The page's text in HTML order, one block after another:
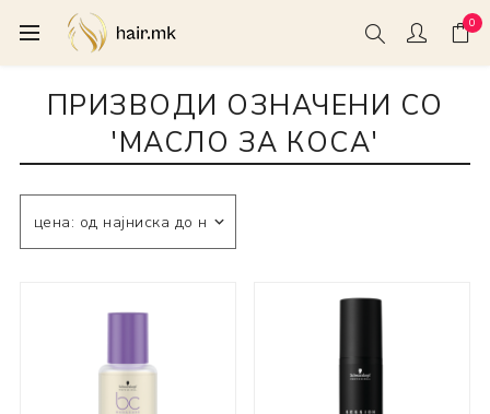
0
ПРИЗВОДИ ОЗНАЧЕНИ СО
'МАСЛО ЗА КОСА'